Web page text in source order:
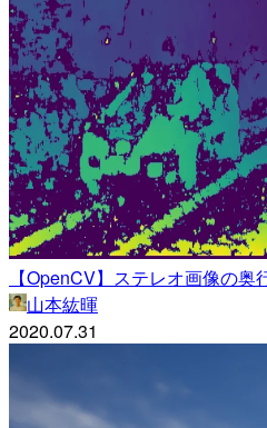
【OpenCV】ステレオ画像の奥
山本紘暉
2020.07.31